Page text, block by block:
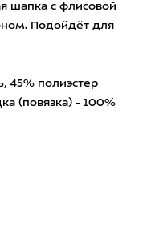
шапка с флисовой
Подойдёт для
45% полиэстер
(повязка) - 100%